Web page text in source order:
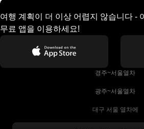
여행 계획이 더 이상 어렵지 않습니다 -
무료 앱을 이용하세요!
경주~서울열차
광주~서울열차
대구 서울 열차에